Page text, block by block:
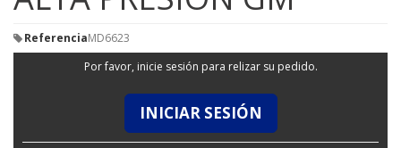
ReferenciaMD6623
Por favor, inicie sesión para relizar su pedido.
INICIAR SESIÓN